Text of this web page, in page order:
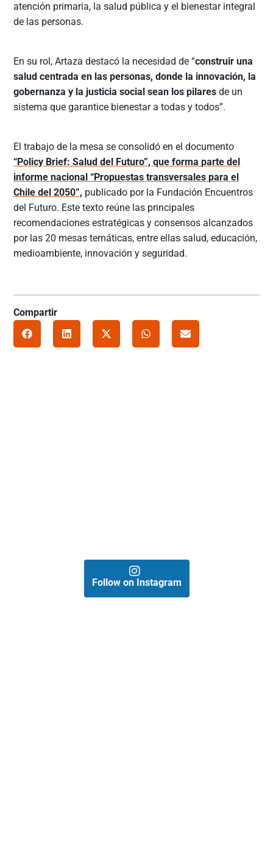
atención primaria, la salud pública y el bienestar integral
de las personas.
En su rol, Artaza destacó la necesidad de “construir una
salud centrada en las personas, donde la innovación, la
gobernanza y la justicia social sean los pilares de un
sistema que garantice bienestar a todas y todos”.
El trabajo de la mesa se consolidó en el documento
“Policy Brief: Salud del Futuro”, que forma parte del
informe nacional “Propuestas transversales para el
Chile del 2050”, publicado por la Fundación Encuentros
del Futuro. Este texto reúne las principales
recomendaciones estratégicas y consensos alcanzados
por las 20 mesas temáticas, entre ellas salud, educación,
medioambiente, innovación y seguridad.
Compartir
Follow on Instagram